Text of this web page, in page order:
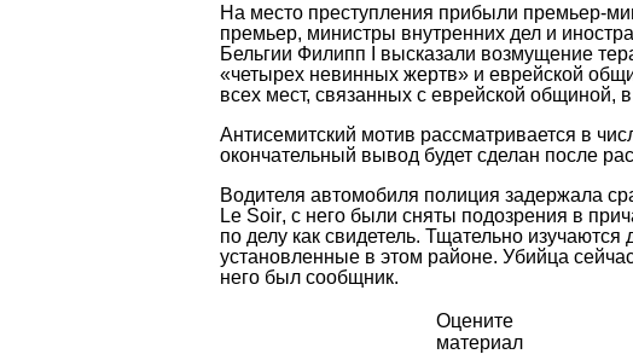
На место преступления прибыли премьер-
премьер, министры внутренних дел и
Бельгии Филипп
высказали возмущение
«четырех невинных жертв» и еврейской
всех мест, связанных с еврейской общиной, в
Антисемитский мотив рассматривается в
окончательный вывод будет сделан после
Водителя автомобиля полиция задержала
Le Soir, с него были сняты подозрения в
по делу как свидетель. Тщательно
установленные в этом районе. Убийца
него был сообщник.
Оцените
материал